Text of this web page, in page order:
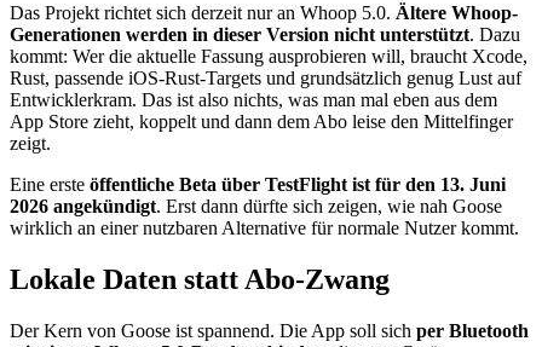
Das Projekt richtet sich derzeit nur an Whoop 5.0. Ältere Whoop-
Generationen werden in dieser Version nicht unterstützt. Dazu
kommt: Wer die aktuelle Fassung ausprobieren will, braucht Xcode,
Rust, passende iOS-Rust-Targets und grundsätzlich genug Lust auf
Entwicklerkram. Das ist also nichts, was man mal eben aus dem
App Store zieht, koppelt und dann dem Abo leise den Mittelfinger
zeigt.
Eine erste öffentliche Beta über TestFlight ist für den 13. Juni
2026 angekündigt. Erst dann dürfte sich zeigen, wie nah Goose
wirklich an einer nutzbaren Alternative für normale Nutzer kommt.
Lokale Daten statt Abo-Zwang
Der Kern von Goose ist spannend. Die App soll sich per Bluetooth